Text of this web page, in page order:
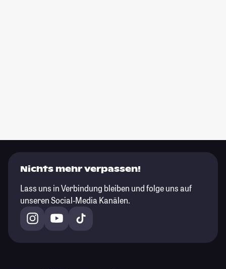
Nichts mehr verpassen!
Lass uns in Verbindung bleiben und folge uns auf
unseren Social-Media Kanälen.